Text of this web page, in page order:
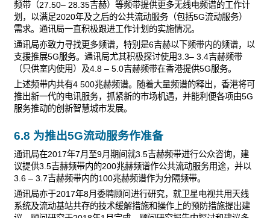
频带（27.50– 28.35吉赫）等频带提供更多无线电频谱的工作计
划，以满足2020年及之后的公共流动服务（包括5G流动服务）
需求。通讯局一直积极跟进工作计划的实施情况。
通讯局亦致力寻找更多频谱，特别是6吉赫以下频带内的频谱，以
支援推展5G服务。通讯局尤其积极探讨使用3.3– 3.4吉赫频带
（只供室内使用）及4.8 – 5.0吉赫频带在香港提供5G服务。
上述频带内共有4 500兆赫频谱。随着大量频谱的释出，香港将可
推出新一代的电讯服务，抓紧新的市场机遇，并能利便各项由5G
服务推动的创新智慧城市发展。
6.8 为推出5G流动服务作准备
通讯局在2017年7月至9月期间就3.5吉赫频带进行公众咨询，建
议提供3.5吉赫频带内的200兆赫频谱作公共流动服务用途，并以
3.6 – 3.7吉赫频带内的100兆赫频谱作为分隔频带。
通讯局亦于2017年8月委聘顾问进行研究，就卫星电视共用天线
系统及流动基站共存的技术缓解措施和操作上的预防措施提出建